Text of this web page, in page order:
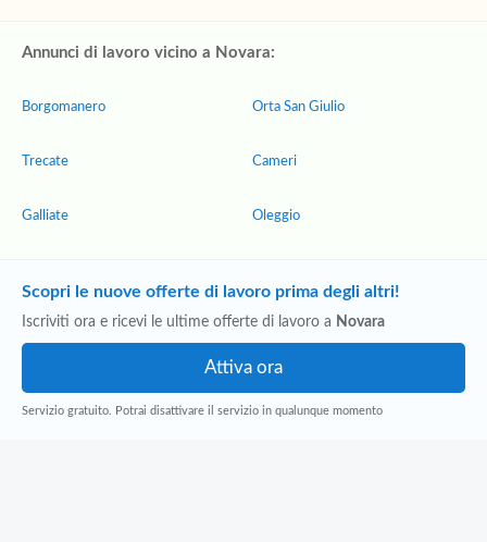
Annunci di lavoro vicino a Novara:
Borgomanero
Trecate
Galliate
Orta San Giulio
Cameri
Oleggio
Scopri le nuove offerte di lavoro prima degli altri!
Iscriviti ora e ricevi le ultime offerte di lavoro a Novara
Servizio gratuito. Potrai disattivare il servizio in qualunque momento